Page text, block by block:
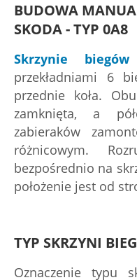
BUDOWA
SKODA - TYP 0A8
Skrzynie biegów
przekładniami 6
przednie koła.
zamknięta, a
zabieraków
różnicowym.
bezpośrednio na
położenie jest od
TYP SKRZYNI
Oznaczenie typu